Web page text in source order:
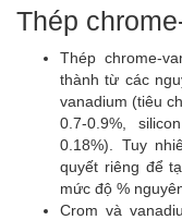
Thép
Thép chrome-
thành từ các
vanadium (tiêu
0.7-0.9%,
0.18%). Tuy
quyết riêng để
mức độ %
Crom và